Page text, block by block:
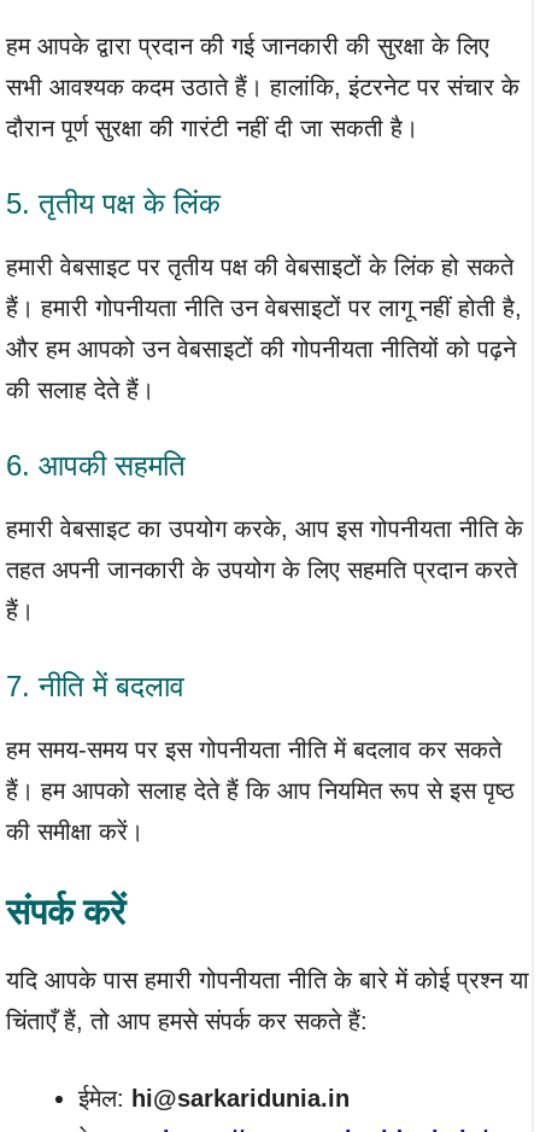
हम आपके द्वारा प्रदान की गई जानकारी की सुरक्षा के लिए
सभी आवश्यक कदम उठाते हैं। हालांकि, इंटरनेट पर संचार के
दौरान पूर्ण सुरक्षा की गारंटी नहीं दी जा सकती है।
5. तृतीय पक्ष के लिंक
हमारी वेबसाइट पर तृतीय पक्ष की वेबसाइटों के लिंक हो सकते
हैं। हमारी गोपनीयता नीति उन वेबसाइटों पर लागू नहीं होती है,
और हम आपको उन वेबसाइटों की गोपनीयता नीतियों को पढ़ने
की सलाह देते हैं।
6. आपकी सहमति
हमारी वेबसाइट का उपयोग करके, आप इस गोपनीयता नीति के
तहत अपनी जानकारी के उपयोग के लिए सहमति प्रदान करते
हैं।
7. नीति में बदलाव
हम समय-समय पर इस गोपनीयता नीति में बदलाव कर सकते
हैं। हम आपको सलाह देते हैं कि आप नियमित रूप से इस पृष्ठ
की समीक्षा करें।
संपर्क करें
यदि आपके पास हमारी गोपनीयता नीति के बारे में कोई प्रश्न या
चिंताएँ हैं, तो आप हमसे संपर्क कर सकते हैं:
ईमेल: hi@sarkaridunia.in